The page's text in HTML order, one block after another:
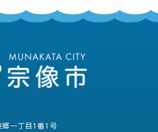
一丁目1番1号